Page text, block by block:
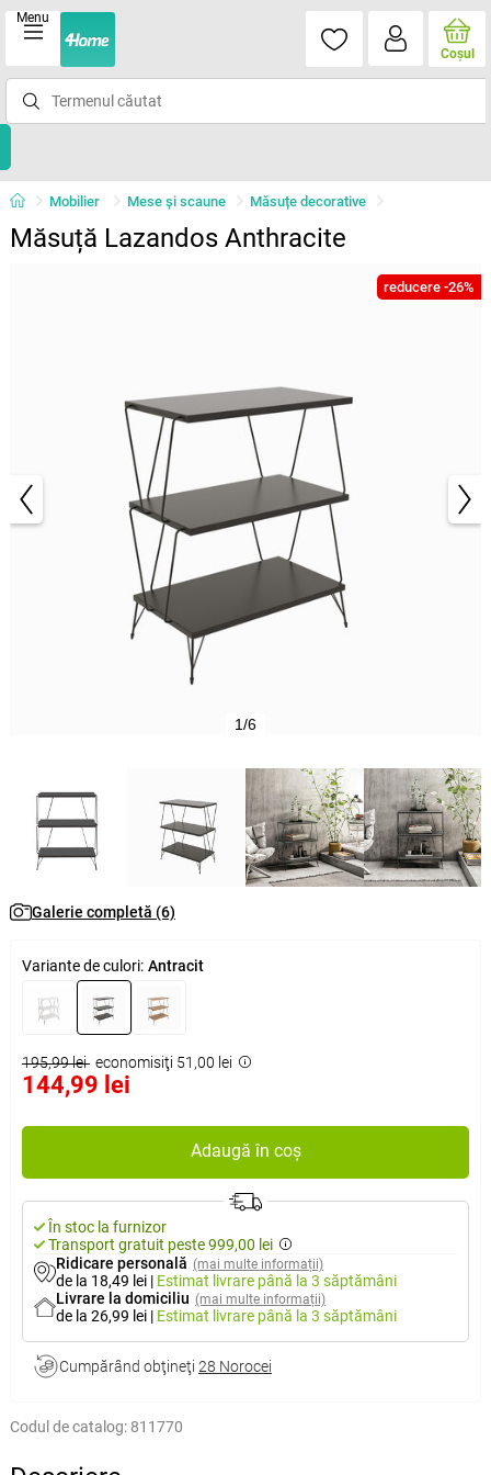
Menu
Coşul
Mobilier Mese şi scaune Măsuțe decorative
Măsuță Lazandos Anthracite
reducere -26%
1/6
Galerie completă (6)
Variante de culori: Antracit
195,99 lei economisiţi 51,00 lei
144,99 lei
Adaugă în coș
În stoc la furnizor
Transport gratuit peste 999,00 lei
Ridicare personală (mai multe informații)
de la 18,49 lei | Estimat livrare până la 3 săptămâni
Livrare la domiciliu (mai multe informații)
de la 26,99 lei | Estimat livrare până la 3 săptămâni
Cumpărând obţineţi 28 Norocei
Codul de catalog: 811770